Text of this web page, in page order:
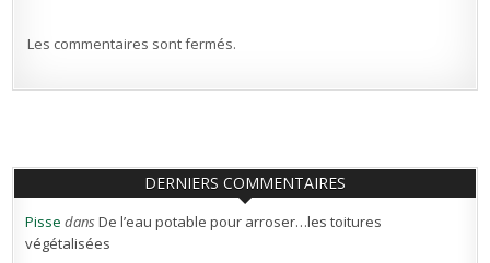
Les commentaires sont fermés.
DERNIERS COMMENTAIRES
Pisse dansDe l’eau potable pour arroser…les toitures
végétalisées